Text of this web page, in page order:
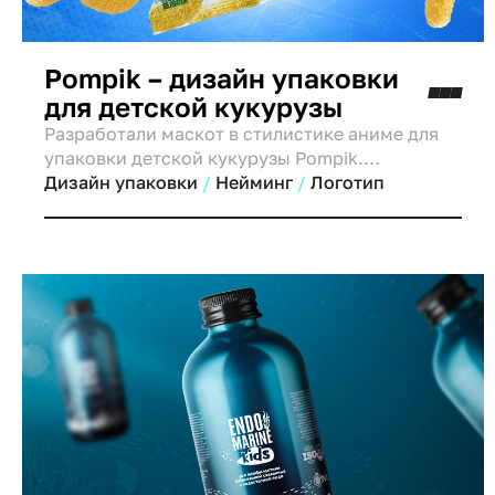
Pompik – дизайн упаковки
для детской кукурузы
Разработали маскот в стилистике аниме для
упаковки детской кукурузы Pompik.
Репозиционирование для успешного выхода
Дизайн упаковки Нейминг Логотип